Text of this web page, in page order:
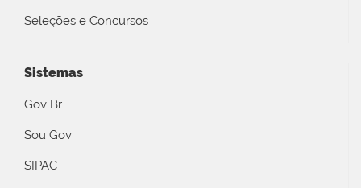
Seleções e Concursos
Sistemas
Gov Br
Sou Gov
SIPAC